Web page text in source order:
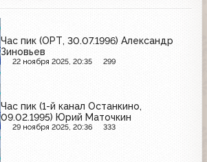
Час пик (ОРТ, 30.07.1996) Александр
Зиновьев
22 ноября 2025, 20:35 299
Час пик (1-й канал Останкино,
09.02.1995) Юрий Маточкин
29 ноября 2025, 20:36 333